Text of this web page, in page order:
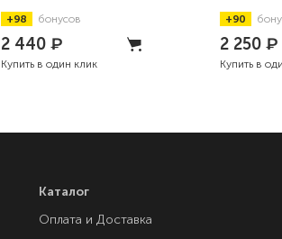
300г
+98 бонусов
2 440 ₽
Купить в один клик
300г
+90
2 250 ₽
Купить в
Каталог
Оплата и Доставка